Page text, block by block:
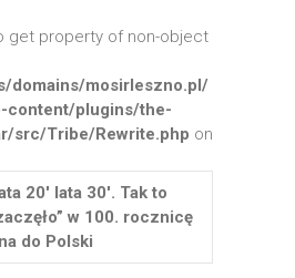
get property of non-object
domains/mosirleszno.pl/
content/plugins/the-
src/Tribe/Rewrite.php on
20′ lata 30′. Tak to
w 100. rocznicę
do Polski